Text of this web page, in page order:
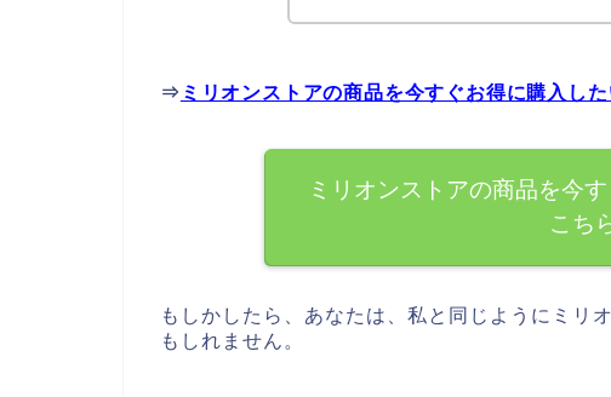
⇒ ミリオンストアの商品を今すぐお得に購入し
ミリオンストアの商品を今
こち
もしかしたら、あなたは、私と同じようにミリ
もしれません。